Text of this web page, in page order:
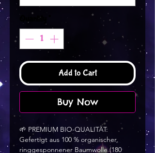
Quantity
Add to Cart
Buy Now
🌱 PREMIUM BIO-QUALITÄT:
Gefertigt aus 100 % organischer,
ringgesponnener Baumwolle (180